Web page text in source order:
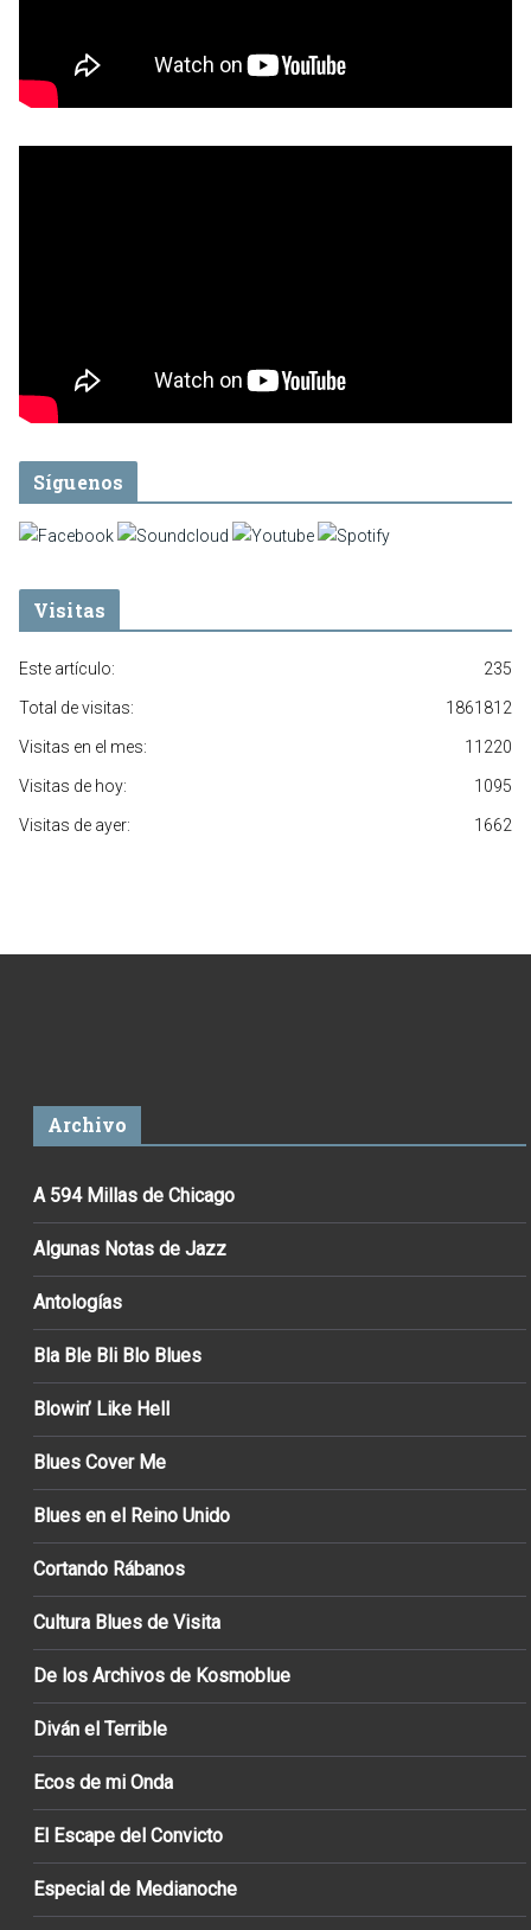
Síguenos
Visitas
235
Este artículo:
1861812
Total de visitas:
11220
Visitas en el mes:
1095
Visitas de hoy:
1662
Visitas de ayer:
Archivo
A 594 Millas de Chicago
Algunas Notas de Jazz
Antologías
Bla Ble Bli Blo Blues
Blowin’ Like Hell
Blues Cover Me
Blues en el Reino Unido
Cortando Rábanos
Cultura Blues de Visita
De los Archivos de Kosmoblue
Diván el Terrible
Ecos de mi Onda
El Escape del Convicto
Especial de Medianoche